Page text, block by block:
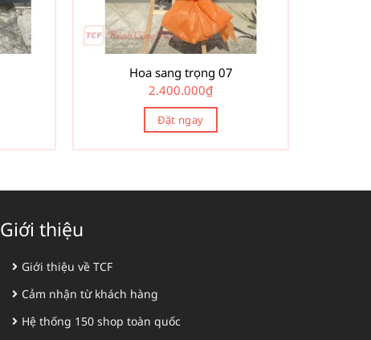
Hoa sang trọng 07
2.400.000₫
Đặt ngay
Giới thiệu
Giới thiệu về TCF
Cảm nhận từ khách hàng
Hệ thống 150 shop toàn quốc